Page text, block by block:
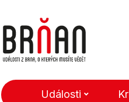
Události